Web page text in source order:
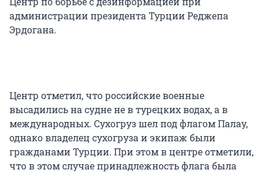
администрации президента Турции Реджепа
Эрдогана.
Центр отметил, что российские военные
высадились на судне не в турецких водах, а в
международных. Сухогруз шел под флагом Палау,
однако владелец сухогруза и экипаж были
гражданами Турции. При этом в центре отметили,
что в этом случае принадлежность флага была